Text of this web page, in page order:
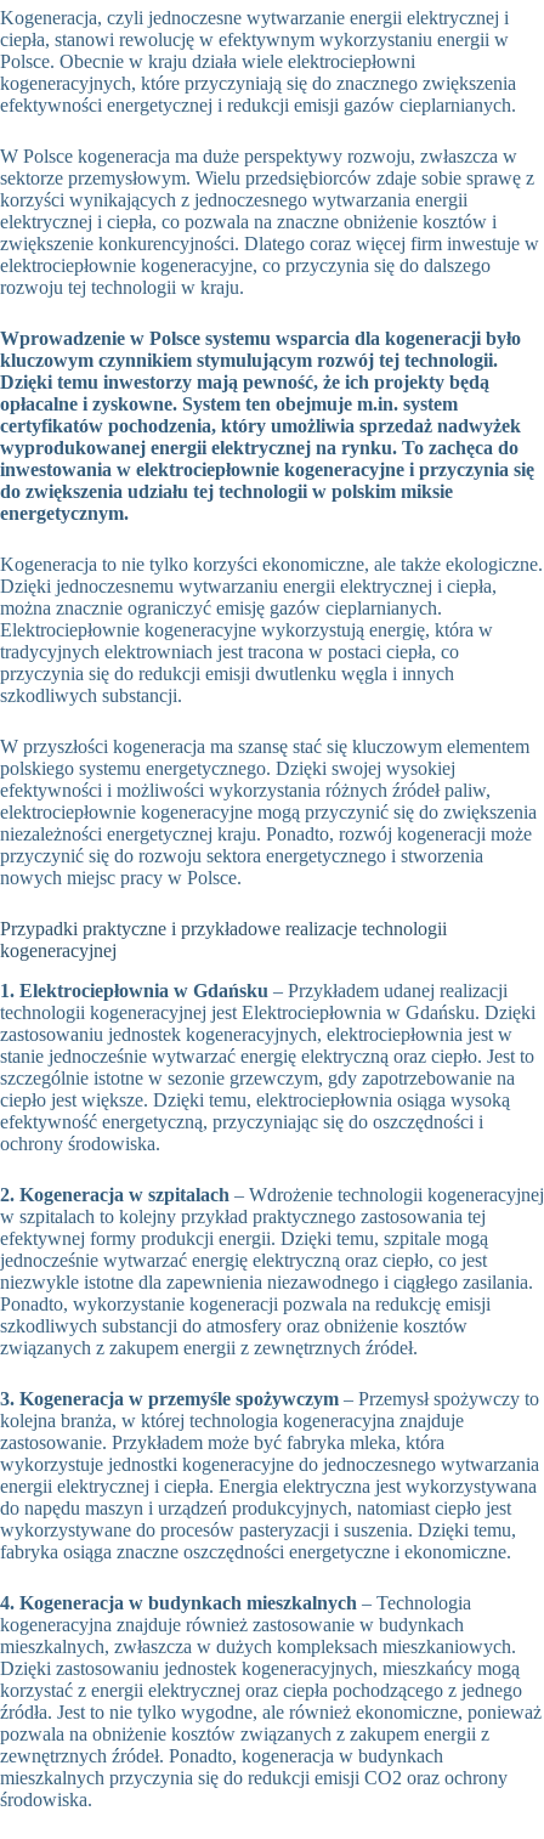
Kogeneracja, czyli jednoczesne wytwarzanie energii elektrycznej i
ciepła, stanowi rewolucję w efektywnym wykorzystaniu energii w
Polsce. Obecnie w kraju działa wiele elektrociepłowni
kogeneracyjnych, które przyczyniają się do znacznego zwiększenia
efektywności energetycznej i redukcji emisji gazów cieplarnianych.
W Polsce kogeneracja ma duże perspektywy rozwoju, zwłaszcza w
sektorze przemysłowym. Wielu przedsiębiorców zdaje sobie sprawę z
korzyści wynikających z jednoczesnego wytwarzania energii
elektrycznej i ciepła, co pozwala na znaczne obniżenie kosztów i
zwiększenie konkurencyjności. Dlatego coraz więcej firm inwestuje w
elektrociepłownie kogeneracyjne, co przyczynia się do dalszego
rozwoju tej technologii w kraju.
Wprowadzenie w Polsce systemu wsparcia dla kogeneracji było
kluczowym czynnikiem stymulującym rozwój tej technologii.
Dzięki temu inwestorzy mają pewność, że ich projekty będą
opłacalne i zyskowne. System ten obejmuje m.in. system
certyfikatów pochodzenia, który umożliwia sprzedaż nadwyżek
wyprodukowanej energii elektrycznej na rynku. To zachęca do
inwestowania w elektrociepłownie kogeneracyjne i przyczynia się
do zwiększenia udziału tej technologii w polskim miksie
energetycznym.
Kogeneracja to nie tylko korzyści ekonomiczne, ale także ekologiczne.
Dzięki jednoczesnemu wytwarzaniu energii elektrycznej i ciepła,
można znacznie ograniczyć emisję gazów cieplarnianych.
Elektrociepłownie kogeneracyjne wykorzystują energię, która w
tradycyjnych elektrowniach jest tracona w postaci ciepła, co
przyczynia się do redukcji emisji dwutlenku węgla i innych
szkodliwych substancji.
W przyszłości kogeneracja ma szansę stać się kluczowym elementem
polskiego systemu energetycznego. Dzięki swojej wysokiej
efektywności i możliwości wykorzystania różnych źródeł paliw,
elektrociepłownie kogeneracyjne mogą przyczynić się do zwiększenia
niezależności energetycznej kraju. Ponadto, rozwój kogeneracji może
przyczynić się do rozwoju sektora energetycznego i stworzenia
nowych miejsc pracy w Polsce.
Przypadki praktyczne i przykładowe realizacje technologii
kogeneracyjnej
1. Elektrociepłownia w Gdańsku – Przykładem udanej realizacji
technologii kogeneracyjnej jest Elektrociepłownia w Gdańsku. Dzięki
zastosowaniu jednostek kogeneracyjnych, elektrociepłownia jest w
stanie jednocześnie wytwarzać energię elektryczną oraz ciepło. Jest to
szczególnie istotne w sezonie grzewczym, gdy zapotrzebowanie na
ciepło jest większe. Dzięki temu, elektrociepłownia osiąga wysoką
efektywność energetyczną, przyczyniając się do oszczędności i
ochrony środowiska.
2. Kogeneracja w szpitalach – Wdrożenie technologii kogeneracyjnej
w szpitalach to kolejny przykład praktycznego zastosowania tej
efektywnej formy produkcji energii. Dzięki temu, szpitale mogą
jednocześnie wytwarzać energię elektryczną oraz ciepło, co jest
niezwykle istotne dla zapewnienia niezawodnego i ciągłego zasilania.
Ponadto, wykorzystanie kogeneracji pozwala na redukcję emisji
szkodliwych substancji do atmosfery oraz obniżenie kosztów
związanych z zakupem energii z zewnętrznych źródeł.
3. Kogeneracja w przemyśle spożywczym – Przemysł spożywczy to
kolejna branża, w której technologia kogeneracyjna znajduje
zastosowanie. Przykładem może być fabryka mleka, która
wykorzystuje jednostki kogeneracyjne do jednoczesnego wytwarzania
energii elektrycznej i ciepła. Energia elektryczna jest wykorzystywana
do napędu maszyn i urządzeń produkcyjnych, natomiast ciepło jest
wykorzystywane do procesów pasteryzacji i suszenia. Dzięki temu,
fabryka osiąga znaczne oszczędności energetyczne i ekonomiczne.
4. Kogeneracja w budynkach mieszkalnych – Technologia
kogeneracyjna znajduje również zastosowanie w budynkach
mieszkalnych, zwłaszcza w dużych kompleksach mieszkaniowych.
Dzięki zastosowaniu jednostek kogeneracyjnych, mieszkańcy mogą
korzystać z energii elektrycznej oraz ciepła pochodzącego z jednego
źródła. Jest to nie tylko wygodne, ale również ekonomiczne, ponieważ
pozwala na obniżenie kosztów związanych z zakupem energii z
zewnętrznych źródeł. Ponadto, kogeneracja w budynkach
mieszkalnych przyczynia się do redukcji emisji CO2 oraz ochrony
środowiska.